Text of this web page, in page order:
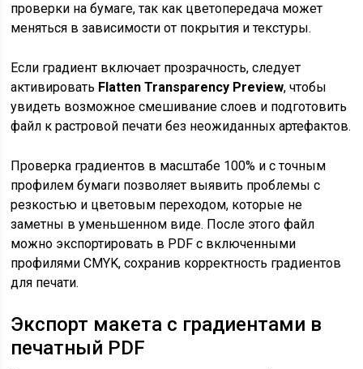
проверки на бумаге, так как цветопередача может
меняться в зависимости от покрытия и текстуры.
Если градиент включает прозрачность, следует
активировать Flatten Transparency Preview, чтобы
увидеть возможное смешивание слоев и подготовить
файл к растровой печати без неожиданных артефактов.
Проверка градиентов в масштабе 100% и с точным
профилем бумаги позволяет выявить проблемы с
резкостью и цветовым переходом, которые не
заметны в уменьшенном виде. После этого файл
можно экспортировать в PDF с включенными
профилями CMYK, сохранив корректность градиентов
для печати.
Экспорт макета с градиентами в
печатный PDF